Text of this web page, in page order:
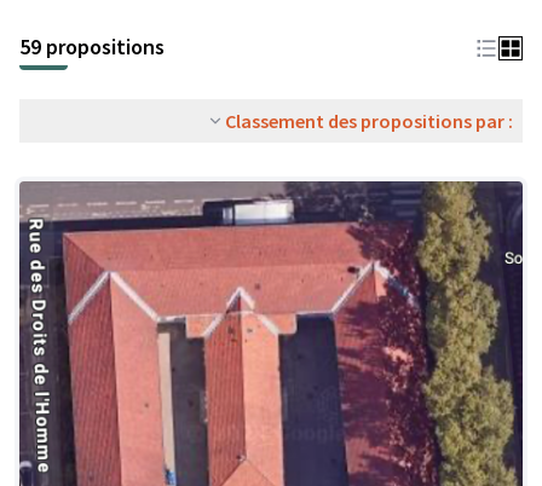
59 propositions
Classement des propositions par :